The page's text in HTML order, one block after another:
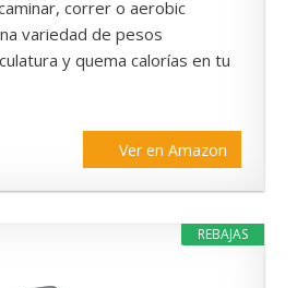
correr o aerobic
variedad de pesos
y quema calorías en tu
Ver en Amazon
REBAJAS